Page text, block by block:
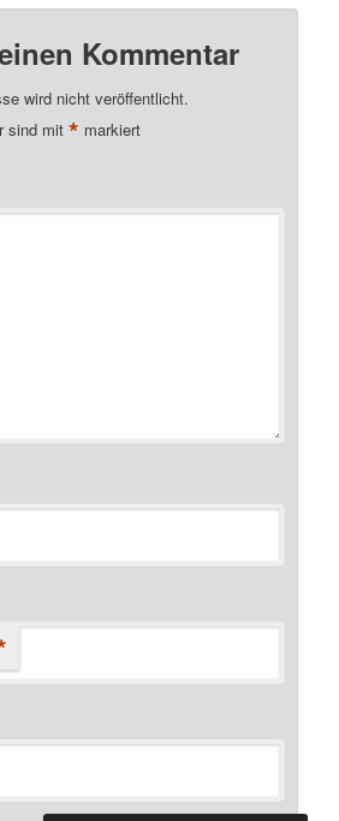
Kommentar
wird nicht veröffentlicht.
sind mit* markiert